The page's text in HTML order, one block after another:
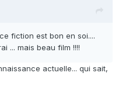
fiction est bon en soi....
... mais beau film !!!!
actuelle... qui sait,